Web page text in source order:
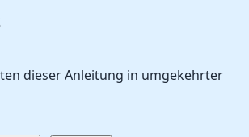
dieser Anleitung in umgekehrter